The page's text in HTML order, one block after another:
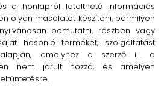
a honlapról letölthető információs
olyan másolatot készíteni, bármilyen
bemutatni, részben vagy
hasonló terméket, szolgáltatást
amelyhez a szerző ill. a
nem járult hozzá, és amelyen